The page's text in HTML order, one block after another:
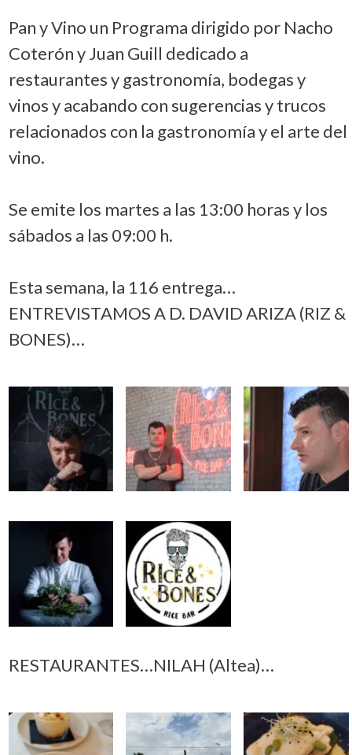
Pan y Vino un Programa dirigido por Nacho
Coterón y Juan Guill dedicado a
restaurantes y gastronomía, bodegas y
vinos y acabando con sugerencias y trucos
relacionados con la gastronomía y el arte del
vino.
Se emite los martes a las 13:00 horas y los
sábados a las 09:00 h.
Esta semana, la 116 entrega…
ENTREVISTAMOS A D. DAVID ARIZA (RIZ &
BONES)…
RESTAURANTES…NILAH (Altea)…